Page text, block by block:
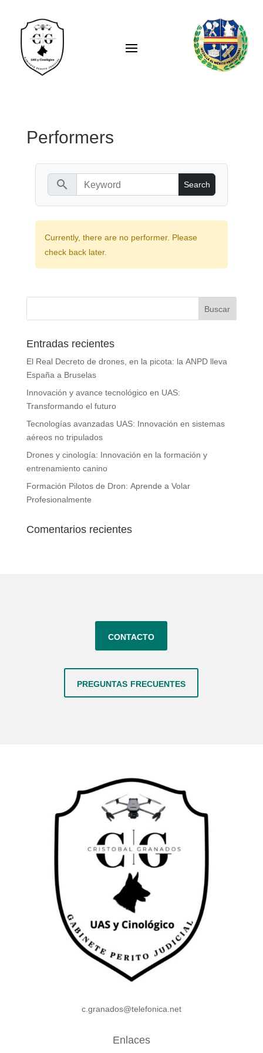
Performers
search
Currently, there are no performer. Please
check back later.
Entradas recientes
El Real Decreto de drones, en la picota: la ANPD lleva
España a Bruselas
Innovación y avance tecnológico en UAS:
Transformando el futuro
Tecnologías avanzadas UAS: Innovación en sistemas
aéreos no tripulados
Drones y cinología: Innovación en la formación y
entrenamiento canino
Formación Pilotos de Dron: Aprende a Volar
Profesionalmente
Comentarios recientes
contacto
preguntas frecuentes
c.granados@telefonica.net
Enlaces